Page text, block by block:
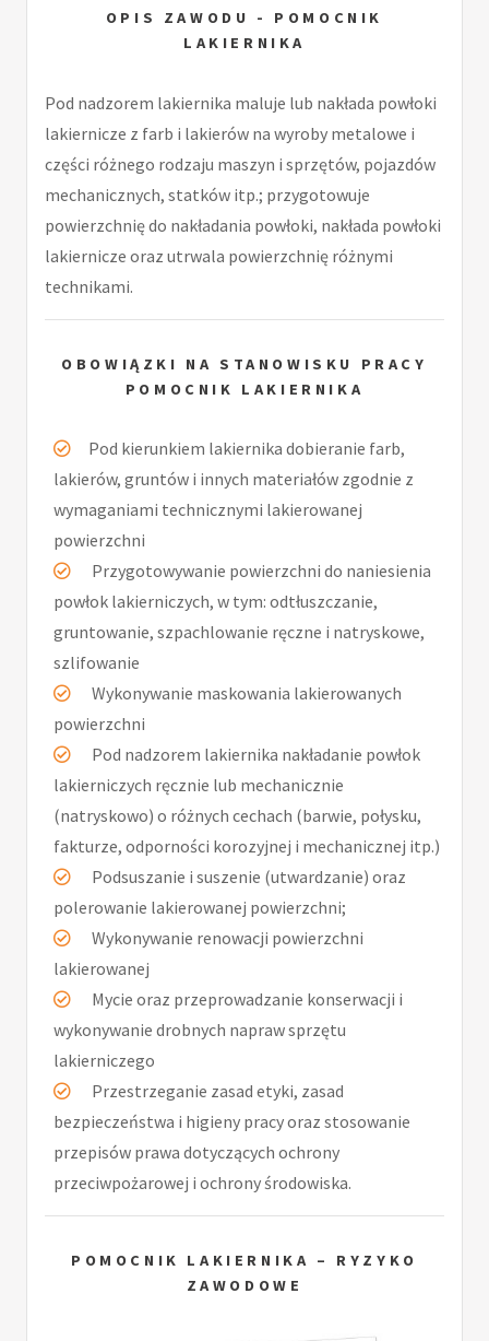
OPIS ZAWODU - POMOCNIK
LAKIERNIKA
Pod nadzorem lakiernika maluje lub nakłada powłoki
lakiernicze z farb i lakierów na wyroby metalowe i
części różnego rodzaju maszyn i sprzętów, pojazdów
mechanicznych, statków itp.; przygotowuje
powierzchnię do nakładania powłoki, nakłada powłoki
lakiernicze oraz utrwala powierzchnię różnymi
technikami.
OBOWIĄZKI NA STANOWISKU PRACY
POMOCNIK LAKIERNIKA
Pod kierunkiem lakiernika dobieranie farb,
lakierów, gruntów i innych materiałów zgodnie z
wymaganiami technicznymi lakierowanej
powierzchni
Przygotowywanie powierzchni do naniesienia
powłok lakierniczych, w tym: odtłuszczanie,
gruntowanie, szpachlowanie ręczne i natryskowe,
szlifowanie
Wykonywanie maskowania lakierowanych
powierzchni
Pod nadzorem lakiernika nakładanie powłok
lakierniczych ręcznie lub mechanicznie
(natryskowo) o różnych cechach (barwie, połysku,
fakturze, odporności korozyjnej i mechanicznej itp.)
Podsuszanie i suszenie (utwardzanie) oraz
polerowanie lakierowanej powierzchni;
Wykonywanie renowacji powierzchni
lakierowanej
Mycie oraz przeprowadzanie konserwacji i
wykonywanie drobnych napraw sprzętu
lakierniczego
Przestrzeganie zasad etyki, zasad
bezpieczeństwa i higieny pracy oraz stosowanie
przepisów prawa dotyczących ochrony
przeciwpożarowej i ochrony środowiska.
POMOCNIK LAKIERNIKA – RYZYKO
ZAWODOWE